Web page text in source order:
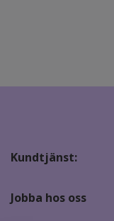
Kundtjänst:
Jobba hos oss